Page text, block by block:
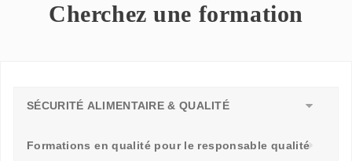
Cherchez une formation
SÉCURITÉ ALIMENTAIRE & QUALITÉ
Formations en qualité pour le responsable qualité